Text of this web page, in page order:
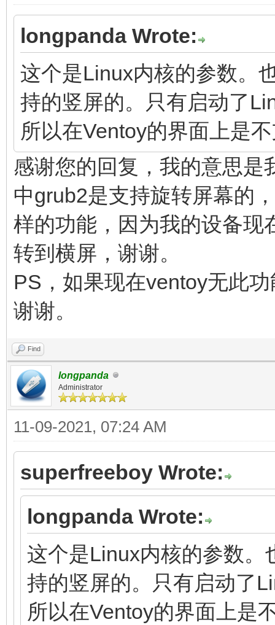
longpanda Wrote:
这个是Linux内核的参数。
持的竖屏的。只有启动了
所以在Ventoy的界面上是
感谢您的回复，我的意思是
中grub2是支持旋转屏幕的
样的功能，因为我的设备现
转到横屏，谢谢。
PS，如果现在ventoy无此
谢谢。
Find
longpanda
Administrator
11-09-2021, 07:24 AM
superfreeboy Wrote:
longpanda Wrote:
这个是Linux内核的参数。
持的竖屏的。只有启动了
所以在Ventoy的界面上是